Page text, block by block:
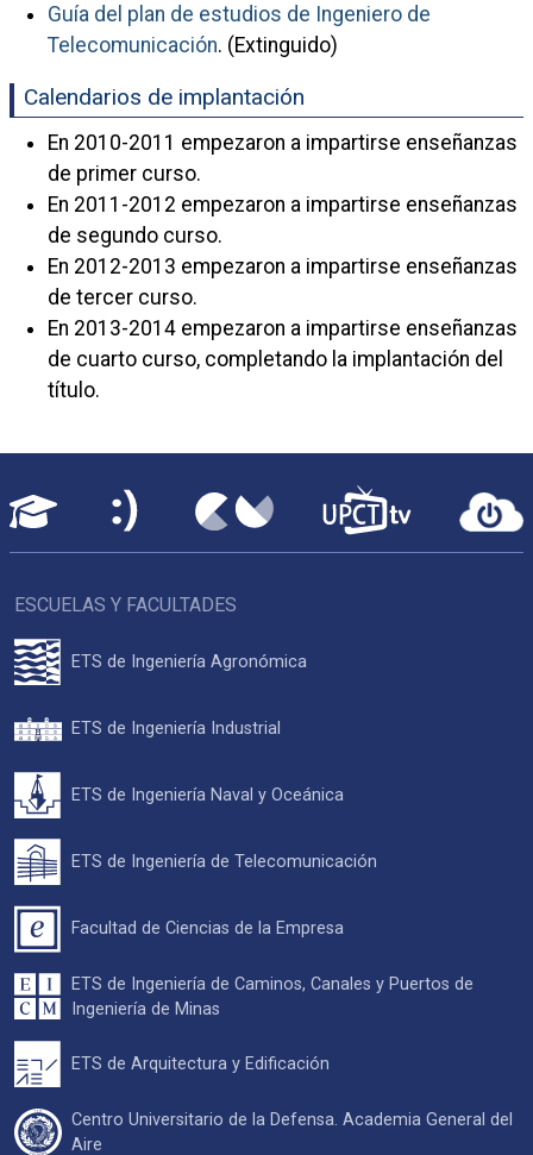
Guía del plan de estudios de Ingeniero de
Telecomunicación. (Extinguido)
Calendarios de implantación
En 2010-2011 empezaron a impartirse enseñanzas
de primer curso.
En 2011-2012 empezaron a impartirse enseñanzas
de segundo curso.
En 2012-2013 empezaron a impartirse enseñanzas
de tercer curso.
En 2013-2014 empezaron a impartirse enseñanzas
de cuarto curso, completando la implantación del
título.
ESCUELAS Y FACULTADES
ETS de Ingeniería Agronómica
ETS de Ingeniería Industrial
ETS de Ingeniería Naval y Oceánica
ETS de Ingeniería de Telecomunicación
Facultad de Ciencias de la Empresa
ETS de Ingeniería de Caminos, Canales y Puertos de
Ingeniería de Minas
ETS de Arquitectura y Edificación
Centro Universitario de la Defensa. Academia General del
Aire